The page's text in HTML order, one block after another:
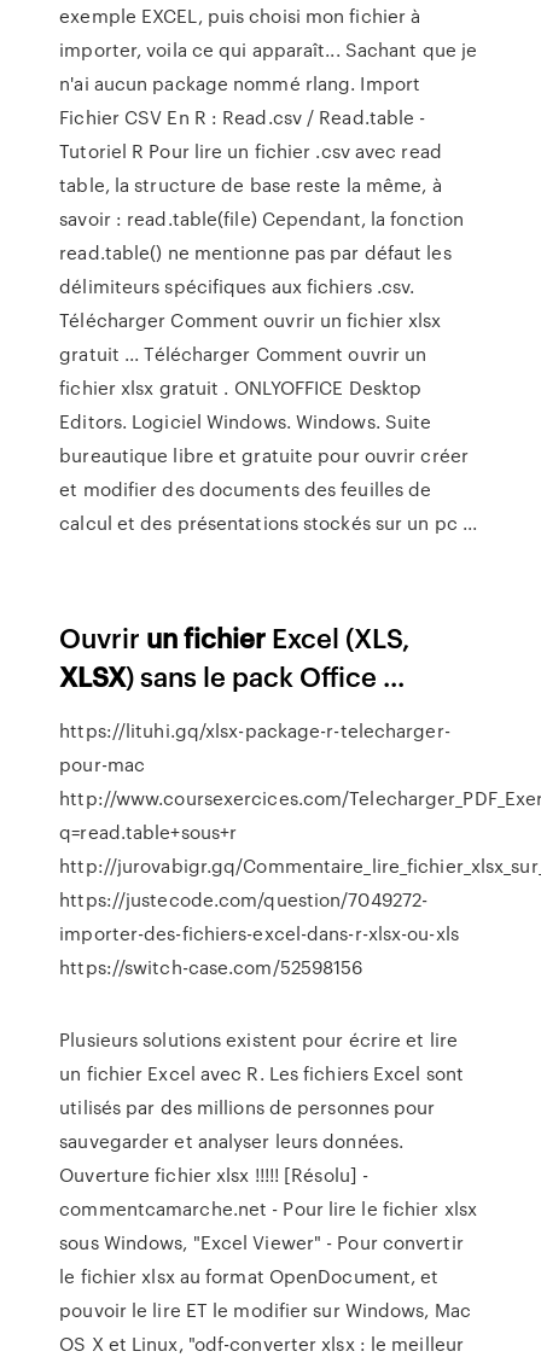
exemple EXCEL, puis choisi mon fichier à
importer, voila ce qui apparaît... Sachant que je
n'ai aucun package nommé rlang. Import
Fichier CSV En R : Read.csv / Read.table -
Tutoriel R Pour lire un fichier .csv avec read
table, la structure de base reste la même, à
savoir : read.table(file) Cependant, la fonction
read.table() ne mentionne pas par défaut les
délimiteurs spécifiques aux fichiers .csv.
Télécharger Comment ouvrir un fichier xlsx
gratuit ... Télécharger Comment ouvrir un
fichier xlsx gratuit . ONLYOFFICE Desktop
Editors. Logiciel Windows. Windows. Suite
bureautique libre et gratuite pour ouvrir créer
et modifier des documents des feuilles de
calcul et des présentations stockés sur un pc ...
Ouvrir unfichier Excel (XLS,
XLSX) sans le pack Office ...
https://lituhi.gq/xlsx-package-r-telecharger-
pour-mac
http://www.coursexercices.com/
q=read.table+sous+r
http://jurovabigr.gq/
https://justecode.com/question/7049272-
importer-des-fichiers-excel-dans-r-xlsx-ou-xls
https://switch-case.com/52598156
Plusieurs solutions existent pour écrire et lire
un fichier Excel avec R. Les fichiers Excel sont
utilisés par des millions de personnes pour
sauvegarder et analyser leurs données.
Ouverture fichier xlsx !!!!! [Résolu] -
commentcamarche.net - Pour lire le fichier xlsx
sous Windows, "Excel Viewer" - Pour convertir
le fichier xlsx au format OpenDocument, et
pouvoir le lire ET le modifier sur Windows, Mac
OS X et Linux, "odf-converter xlsx : le meilleur